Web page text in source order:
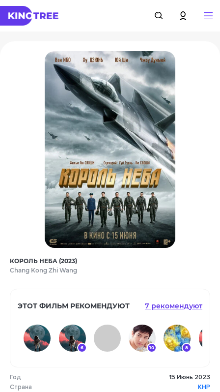
КОРОЛЬ НЕБА (2023)
Chang Kong Zhi Wang
ЭТОТ ФИЛЬМ РЕКОМЕНДУЮТ 7 рекомендуют
6 10 8
Год
Страна
15 Июнь 2023
КНР